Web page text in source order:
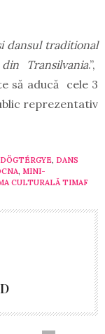
dansul traditional
Transilvania.”,
să aducă cele 3
reprezentativ
, DANS
, MINI-
CULTURALĂ TIMAF